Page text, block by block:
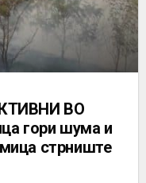
ВО
гори шума и
стрниште